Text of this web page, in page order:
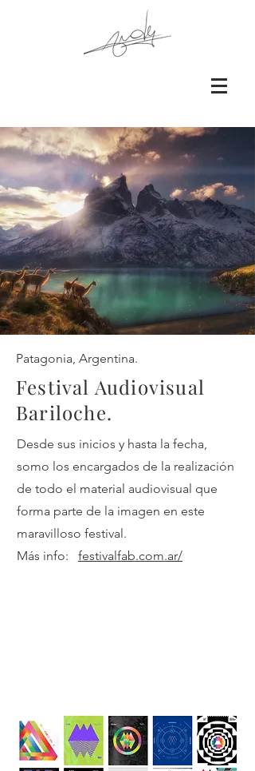
Patagonia, Argentina.
Festival Audiovisual
Bariloche.
Desde sus inicios y hasta la fecha,
somo los encargados de la realización
de todo el material audiovisual que
forma parte de la imagen en este
maravilloso festival.
Más info: festivalfab.com.ar/